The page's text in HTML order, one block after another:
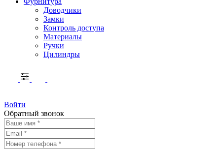
Доводчики
Замки
Контроль доступа
Материалы
Ручки
Цилиндры
Войти
Обратный звонок